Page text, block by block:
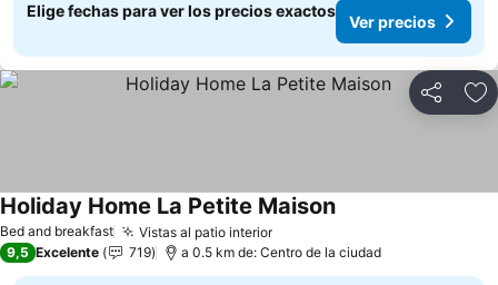
Elige fechas para ver los precios exactos
Ver precios
Compartir
Bed and breakfast Vistas al patio interior
Holiday Home La Petite Maison
9,5 Excelente 719 a 0.5 km de: Centro de la ciudad